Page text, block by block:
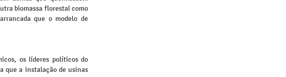
biomassa florestal como
que o modelo de
os líderes políticos do
que a instalação de usinas